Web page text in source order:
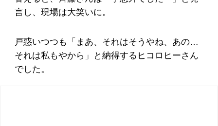
言し、現場は大笑いに。
戸惑いつつも「まあ、それはそうやね、あの…
それは私もやから」と納得するヒコロヒーさん
でした。